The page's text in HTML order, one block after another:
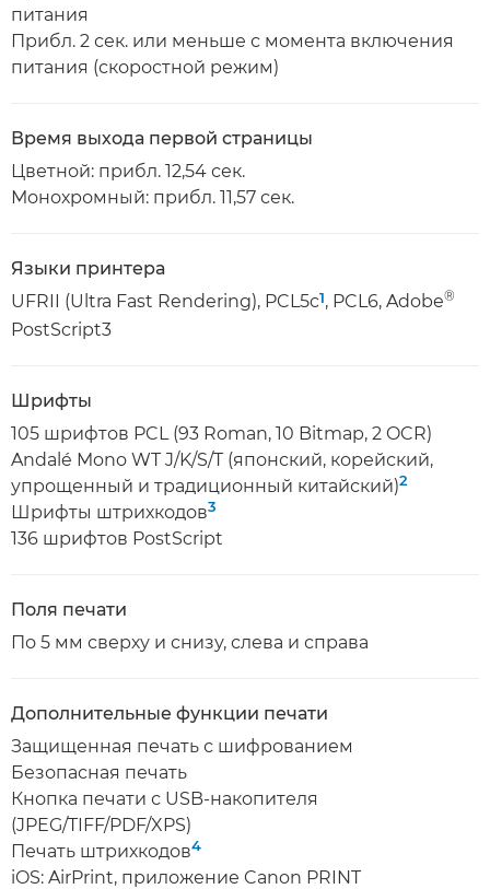
питания
Прибл. 2 сек. или меньше с момента включения
питания (скоростной режим)
Время выхода первой страницы
Цветной: прибл. 12,54 сек.
Монохромный: прибл. 11,57 сек.
Языки принтера
UFRII (Ultra Fast Rendering), PCL5c1, PCL6, Adobe®
PostScript3
Шрифты
105 шрифтов PCL (93 Roman, 10 Bitmap, 2 OCR)
Andalé Mono WT J/K/S/T (японский, корейский,
упрощенный и традиционный китайский)2
Шрифты штрихкодов3
136 шрифтов PostScript
Поля печати
По 5 мм сверху и снизу, слева и справа
Дополнительные функции печати
Защищенная печать с шифрованием
Безопасная печать
Кнопка печати с USB-накопителя
(JPEG/TIFF/PDF/XPS)
Печать штрихкодов4
iOS: AirPrint, приложение Canon PRINT